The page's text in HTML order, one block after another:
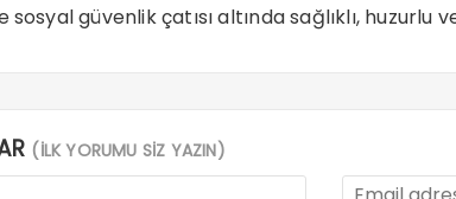
sosyal güvenlik çatısı altında sağlıklı,
(İLK YORUMU SİZ YAZIN)